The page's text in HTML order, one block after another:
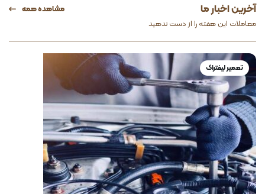
آخرین اخبار ما
معاملات این هفته را از دست ندهید
مشاهده همه
تعمیر لیفتراک